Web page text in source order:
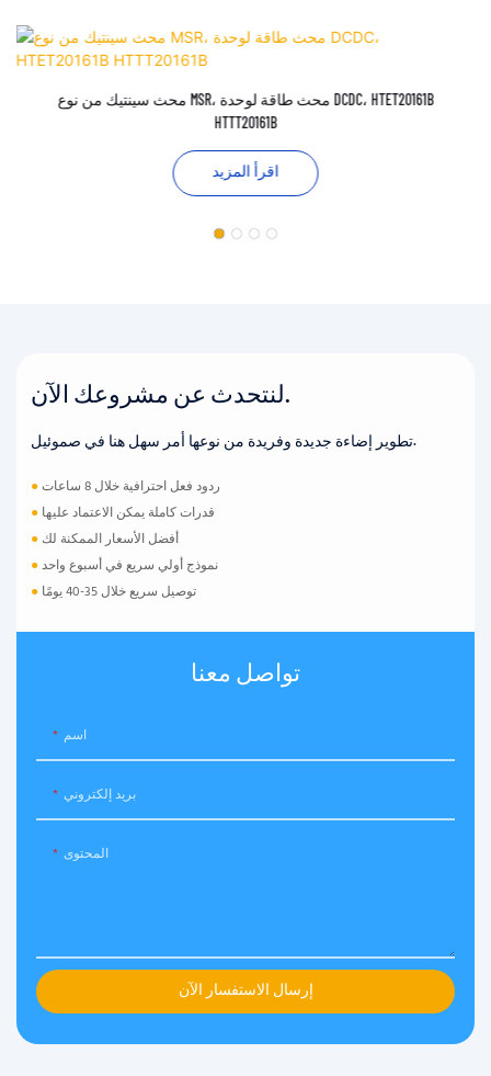
محث سينتيك من نوع MSR، محث طاقة لوحدة DCDC، HTET20161B
HTTT20161B
اقرأ المزيد
لنتحدث عن مشروعك الآن.
تطوير إضاءة جديدة وفريدة من نوعها أمر سهل هنا في صموئيل.
●
ردود فعل احترافية خلال 8 ساعات
● قدرات كاملة يمكن الاعتماد عليها
● أفضل الأسعار الممكنة لك
●نموذج أولي سريع في أسبوع واحد
●
توصيل سريع خلال 35-40 يومًا
تواصل معنا
اسم
بريد إلكتروني
المحتوى
إرسال الاستفسار الآن